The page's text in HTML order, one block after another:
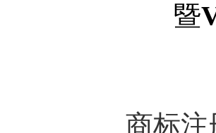
暨
商标注